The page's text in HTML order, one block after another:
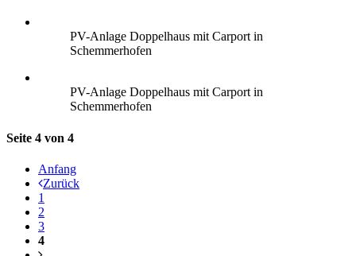
PV-Anlage Doppelhaus mit Carport in
Schemmerhofen
PV-Anlage Doppelhaus mit Carport in
Schemmerhofen
Seite 4 von 4
Anfang
Zurück
1
2
3
4